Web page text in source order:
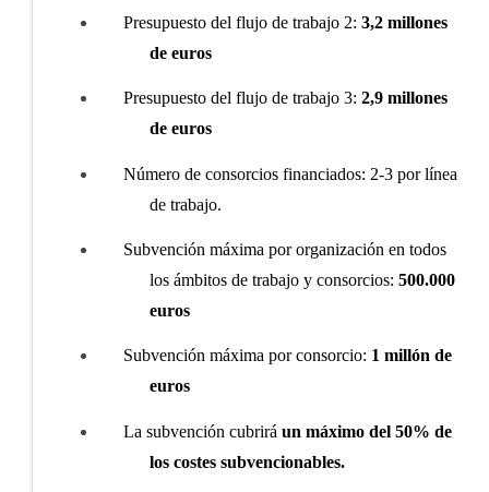
Presupuesto del flujo de trabajo 2:3,2 millones
de euros
Presupuesto del flujo de trabajo 3:2,9 millones
de euros
Número de consorcios financiados: 2-3 por línea
de trabajo.
Subvención máxima por organización en todos
los ámbitos de trabajo y consorcios:500.000
euros
Subvención máxima por consorcio: 1 millón de
euros
La subvención cubriráun máximo del 50% de
los costes subvencionables.